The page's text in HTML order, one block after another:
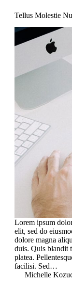
Tellus Molestie
Lorem ipsum
elit, sed do
dolore magna
duis. Quis blandit
platea.
facilisi. Sed…
Michelle